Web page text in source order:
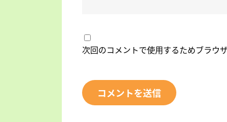
次回のコメントで使用するためブラウ